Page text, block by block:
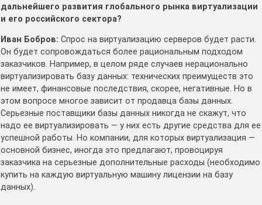
дальнейшего развития глобального рынка виртуализации
и его российского сектора?
Иван Бобров: Спрос на виртуализацию серверов будет расти.
Он будет сопровождаться более рациональным подходом
заказчиков. Например, в целом ряде случаев нерационально
виртуализировать базу данных: технических преимуществ это
не имеет, финансовые последствия, скорее, негативные. Но в
этом вопросе многое зависит от продавца базы данных.
Серьезные поставщики базы данных никогда не скажут, что
надо ее виртуализировать — у них есть другие средства для ее
успешной работы. Но компании, для которых виртуализация —
основной бизнес, иногда это предлагают, провоцируя
заказчика на серьезные дополнительные расходы (необходимо
купить на каждую виртуальную машину лицензии на базу
данных).